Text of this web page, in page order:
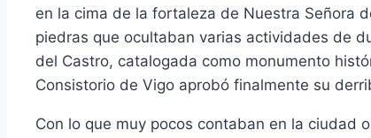
en la cima de la fortaleza de Nuestra Señora
piedras que ocultaban varias actividades de
del Castro, catalogada como monumento
Consistorio de Vigo aprobó finalmente su
Con lo que muy pocos contaban en la ciudad